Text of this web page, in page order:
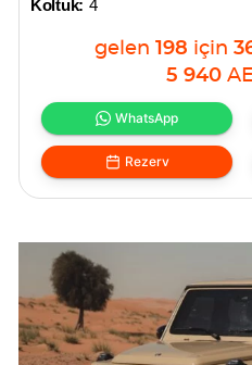
Koltuk: 4
gelen 198 için
5 940
WhatsApp
Rezerv